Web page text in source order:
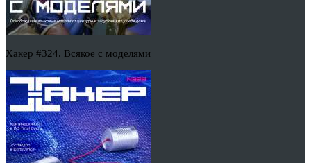
Хакер #324. Всякое с моделями